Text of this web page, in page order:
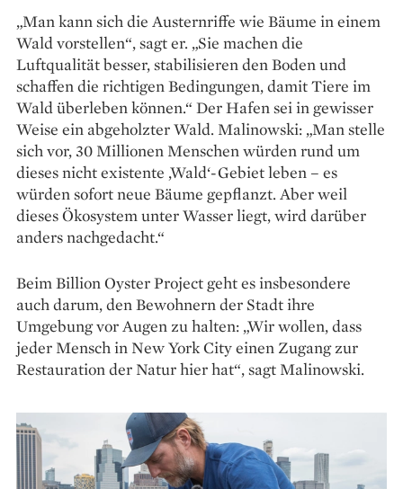
„Man kann sich die Austern­riffe wie Bäume in einem
Wald vorstellen“, sagt er. „Sie machen die
Luftqualität besser, stabilisieren den Boden und
schaffen die richtigen Bedingungen, damit Tiere im
Wald überleben können.“ Der Hafen sei in gewisser
Weise ein abgeholzter Wald. Malinowski: „Man stelle
sich vor, 30 Mil­lionen Menschen wür­den rund um
dieses nicht existente ‚Wald‘-Gebiet leben – es
würden sofort neue Bäume gepflanzt. Aber weil
dieses Ökosystem unter Wasser liegt, wird darüber
anders nach­gedacht.“
Beim Billion Oyster Project geht es insbesondere
auch darum, den Bewohnern der Stadt ihre
Umgebung vor Augen zu halten: „Wir wollen, dass
jeder Mensch in New York City einen Zugang zur
Restauration der Natur hier hat“, sagt Malinowski.